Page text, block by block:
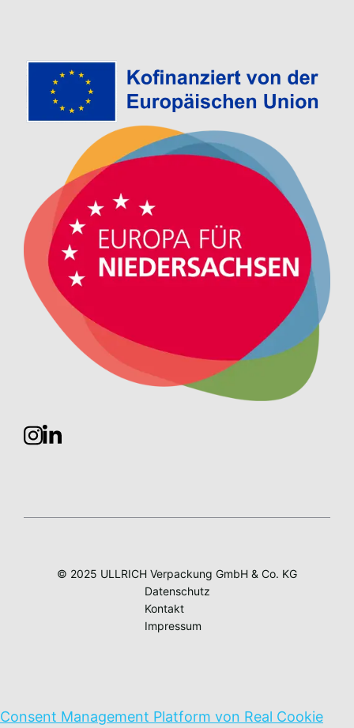
© 2025 ULLRICH Verpackung GmbH & Co. KG
Datenschutz
Kontakt
Impressum
Consent Management Platform von Real Cookie